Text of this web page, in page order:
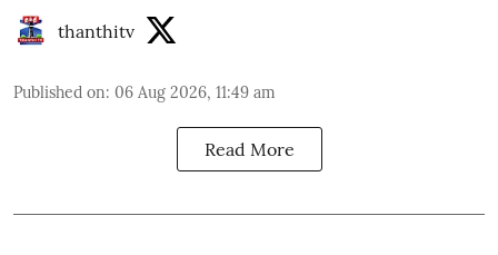
thanthitv
Published on: 06 Aug 2026, 11:49 am
Read More